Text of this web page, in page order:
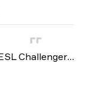
ESL Challenger League: North America Cup #4 season 50 2025